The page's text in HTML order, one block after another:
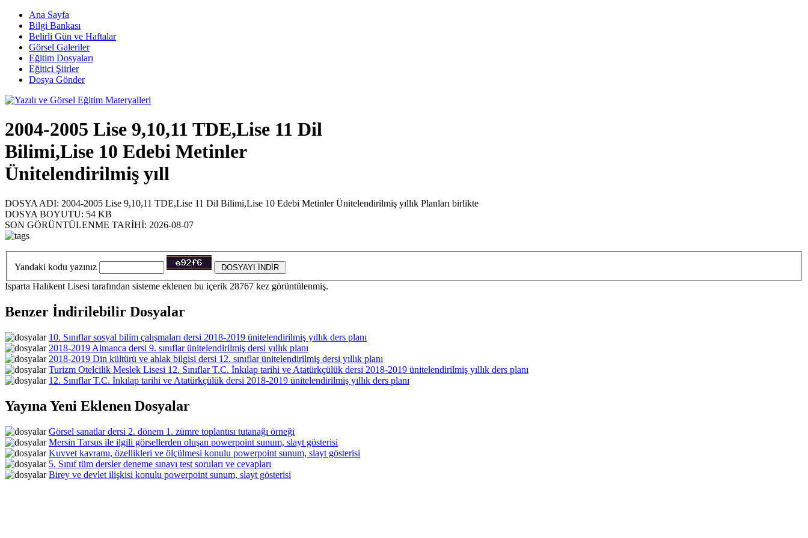
Ana Sayfa
Bilgi Bankası
Belirli Gün ve Haftalar
Görsel Galeriler
Eğitim Dosyaları
Eğitici Şiirler
Dosya Gönder
2004-2005 Lise 9,10,11 TDE,Lise 11 Dil
Bilimi,Lise 10 Edebi Metinler
Ünitelendirilmiş yıll
DOSYA ADI: 2004-2005 Lise 9,10,11 TDE,Lise 11 Dil Bilimi,Lise 10 Edebi Metinler Ünitelendirilmiş yıllık Planları birlikte
DOSYA BOYUTU: 54 KB
SON GÖRÜNTÜLENME TARİHİ: 2026-08-07
Yandaki kodu yazınız
Isparta Halıkent Lisesi tarafından sisteme eklenen bu içerik 28767 kez görüntülenmiş.
Benzer İndirilebilir Dosyalar
10. Sınıflar sosyal bilim çalışmaları dersi 2018-2019 ünitelendirilmiş yıllık ders planı
2018-2019 Almanca dersi 9. sınıflar ünitelendirilmiş dersi yıllık planı
2018-2019 Din kültürü ve ahlak bilgisi dersi 12. sınıflar ünitelendirilmiş dersi yıllık planı
Turizm Otelcilik Meslek Lisesi 12. Sınıflar T.C. İnkılap tarihi ve Atatürkçülük dersi 2018-2019 ünitelendirilmiş yıllık ders planı
12. Sınıflar T.C. İnkılap tarihi ve Atatürkçülük dersi 2018-2019 ünitelendirilmiş yıllık ders planı
Yayına Yeni Eklenen Dosyalar
Görsel sanatlar dersi 2. dönem 1. zümre toplantısı tutanağı örneği
Mersin Tarsus ile ilgili görsellerden oluşan powerpoint sunum, slayt gösterisi
Kuvvet kavramı, özellikleri ve ölçülmesi konulu powerpoint sunum, slayt gösterisi
5. Sınıf tüm dersler deneme sınavı test soruları ve cevapları
Birey ve devlet ilişkisi konulu powerpoint sunum, slayt gösterisi